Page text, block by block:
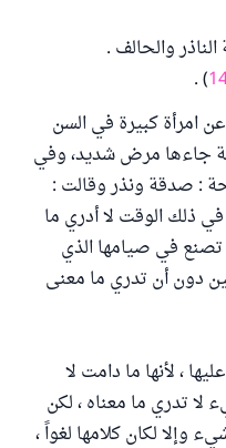
والحالف .
) .
امرأة كبيرة في السن
جاءها مرض شديد، وفي
: صدقة ونذر وقالت :
ذلك الوقت لا أدري ما
تصنع في صيامها الذي
دون أن تدري ما معنى
، لأنها ما دامت لا
لا تدري ما معناه ، لكن
وإلا لكان كلامها لغواً ،